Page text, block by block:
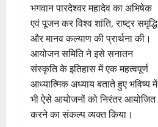
भगवान पारदेश्वर महादेव का अभिषेक
एवं पूजन कर विश्व शांति, राष्ट्र समृद्धि
और मानव कल्याण की प्रार्थना की।
आयोजन समिति ने इसे सनातन
संस्कृति के इतिहास में एक महत्वपूर्ण
आध्यात्मिक अध्याय बताते हुए भविष्य में
भी ऐसे आयोजनों को निरंतर आयोजित
करने का संकल्प व्यक्त किया।